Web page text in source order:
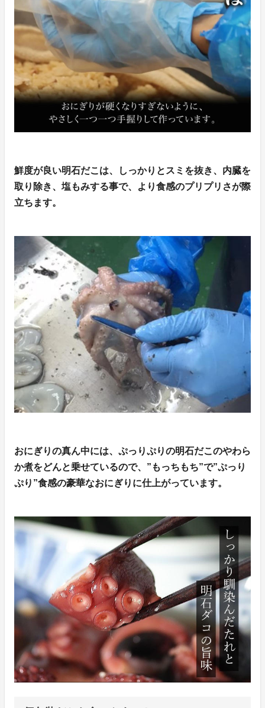
鮮度が良い明石だこは、しっかりとスミを抜き、内臓を
取り除き、塩もみする事で、より食感のプリプリさが際
立ちます。
おにぎりの真ん中には、ぷっりぷりの明石だこのやわら
か煮をどんと乗せているので、”もっちもち”で”ぷっり
ぷり”食感の豪華なおにぎりに仕上がっています。